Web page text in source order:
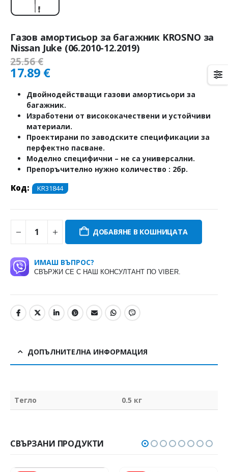
Газов амортисьор за багажник KROSNO за
Nissan Juke (06.2010-12.2019)
25.56€
17.89 €
Двойнодействащи газови амортисьори за
багажник.
Изработени от висококачествени и устойчиви
материали.
Проектирани по заводските спецификации за
перфектно пасване.
Моделно специфични – не са универсални.
Препоръчително нужно количество : 2бр.
Код: KR31844
ДОБАВЯНЕ В КОШНИЦАТА
ИМАШ ВЪПРОС?
СВЪРЖИ СЕ С НАШ КОНСУЛТАНТ ПО VIBER.
ДОПЪЛНИТЕЛНА ИНФОРМАЦИЯ
Тегло 0.5 кг
СВЪРЗАНИ ПРОДУКТИ